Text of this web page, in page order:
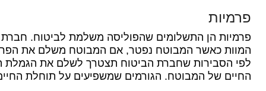
פרמיות
פרמיות הן התשלומים שהפוליסה משלמת לביטוח.
המוות כאשר המבוטח נפטר, אם המבוטח משלם את
לפי הסבירות שחברת הביטוח תצטרך לשלם את הגמלת
החיים של המבוטח. הגורמים שמשפיעים על תוחלת